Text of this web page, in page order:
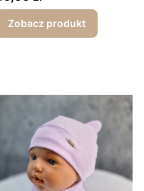
Zobacz produkt